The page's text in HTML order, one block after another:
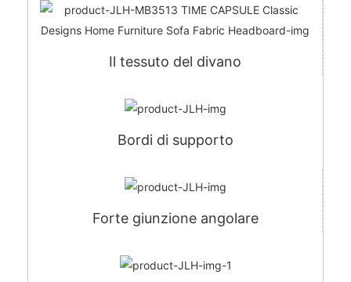
Il tessuto del divano
Bordi di supporto
Forte giunzione angolare